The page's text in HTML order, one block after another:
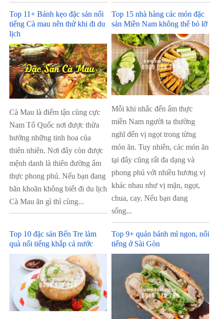
Top 11+ Bánh kẹo đặc sản nổi
tiếng Cà mau nên thử khi đi du
lịch
Cà Mau là điểm tận cùng cực
Nam Tổ Quốc nơi được thừa
hưởng những tinh hoa của
thiên nhiên. Nơi đây còn được
mệnh danh là thiên đường ẩm
thực phong phú. Nếu bạn đang
băn khoăn không biết đi du lịch
Cà Mau ăn gì thì cùng...
Top 15 nhà hàng các món đặc
sản Miền Nam không thể bỏ lỡ
Mỗi khi nhắc đến ẩm thực
miền Nam người ta thường
nghĩ đến vị ngọt trong từng
món ăn. Tuy nhiên, các món ăn
tại đây cũng rất đa dạng và
phong phú với nhiều hương vị
khác nhau như vị mặn, ngọt,
chua, cay. Nếu bạn đang
sống...
Top 10 đặc sản Bến Tre làm
quà nổi tiếng khắp cả nước
Top 9+ quán bánh mì ngon, nổi
tiếng ở Sài Gòn